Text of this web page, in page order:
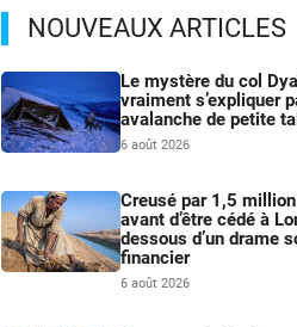
NOUVEAUX ARTICLES
Le mystère du col
vraiment s’expliquer
avalanche de petite
6 août 2026
Creusé par 1,5 million
avant d’être cédé à
dessous d’un drame
financier
6 août 2026